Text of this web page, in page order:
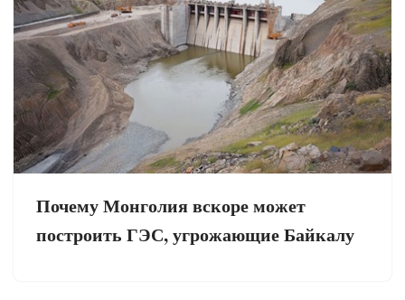
Почему Монголия вскоре может
построить ГЭС, угрожающие Байкалу